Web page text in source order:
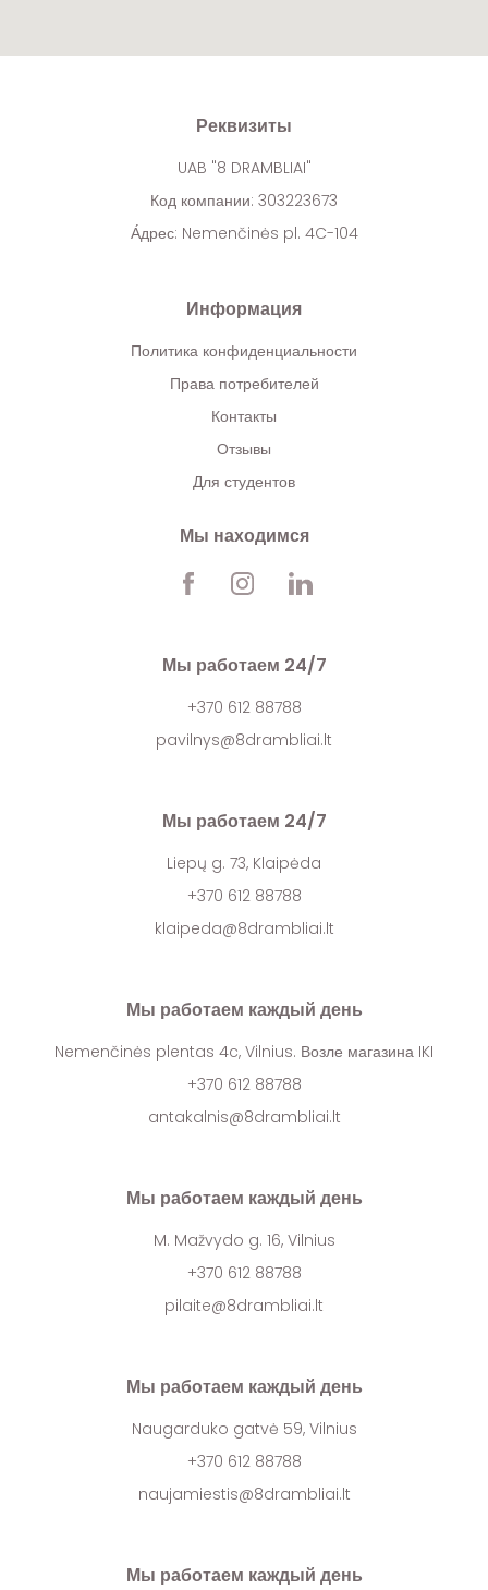
Реквизиты
UAB "8 DRAMBLIAI"
Код компании: 303223673
А́дрес: Nemenčinės pl. 4C-104
Информация
Политика конфиденциальности
Права потребителей
Контакты
Отзывы
Для студентов
Мы находимся
Мы работаем 24/7
+370 612 88788
pavilnys@8drambliai.lt
Мы работаем 24/7
Liepų g. 73, Klaipėda
+370 612 88788
klaipeda@8drambliai.lt
Мы работаем каждый день
Nemenčinės plentas 4c, Vilnius. Возле магазина IKI
+370 612 88788
antakalnis@8drambliai.lt
Мы работаем каждый день
M. Mažvydo g. 16, Vilnius
+370 612 88788
pilaite@8drambliai.lt
Мы работаем каждый день
Naugarduko gatvė 59, Vilnius
+370 612 88788
naujamiestis@8drambliai.lt
Мы работаем каждый день